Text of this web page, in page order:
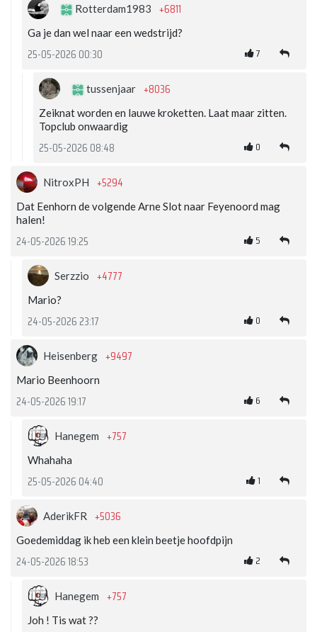
Rotterdam1983 +6811
Ga je dan wel naar een wedstrijd?
25-05-2026 00:30 7
tussenjaar +8036
Zeiknat worden en lauwe kroketten. Laat maar zitten.
Topclub onwaardig
25-05-2026 08:48 0
NitroxPH +5294
Dat Eenhorn de volgende Arne Slot naar Feyenoord mag
halen!
24-05-2026 19:25 5
Serzzio +4777
Mario?
24-05-2026 23:17 0
Heisenberg +9497
Mario Beenhoorn
24-05-2026 19:17 6
Hanegem +757
Whahaha
25-05-2026 04:40 1
AderikFR +5036
Goedemiddag ik heb een klein beetje hoofdpijn
24-05-2026 18:53 2
Hanegem +757
Joh ! Tis wat ??